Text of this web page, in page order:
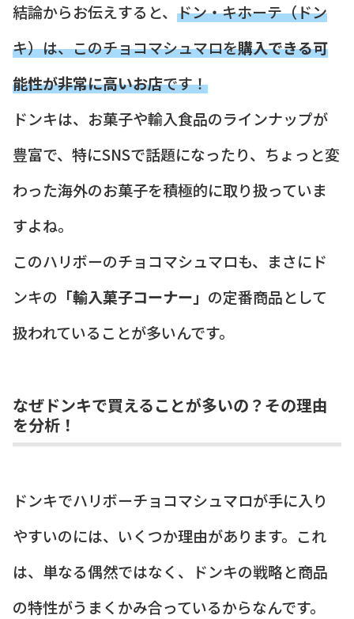
結論からお伝えすると、 ドン・キホーテ（ドン
キ）は、このチョコマシュマロを購入できる可
能性が非常に高いお店です！
ドンキは、お菓子や輸入食品のラインナップが
豊富で、特にSNSで話題になったり、ちょっと変
わった海外のお菓子を積極的に取り扱っていま
すよね。
このハリボーのチョコマシュマロも、まさにド
ンキの 「輸入菓子コーナー」 の定番商品として
扱われていることが多いんです。
なぜドンキで買えることが多いの？その理由
を分析！
ドンキでハリボーチョコマシュマロが手に入り
やすいのには、いくつか理由があります。これ
は、単なる偶然ではなく、ドンキの戦略と商品
の特性がうまくかみ合っているからなんです。